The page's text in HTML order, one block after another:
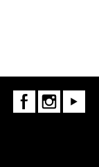
FaceBookInstagramYoutube